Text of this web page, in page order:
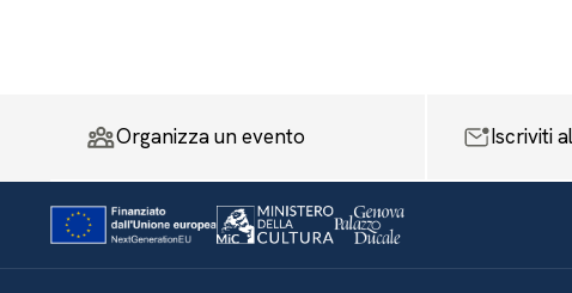
Organizza un evento Iscriviti